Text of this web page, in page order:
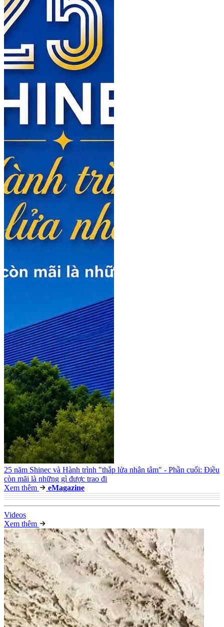
25 năm Shinec và Hành trình "thắp lửa nhân tâm" - Phần cuối: Điều
còn mãi là những gì được trao đi
Xem thêm
eMagazine
Videos
Xem thêm